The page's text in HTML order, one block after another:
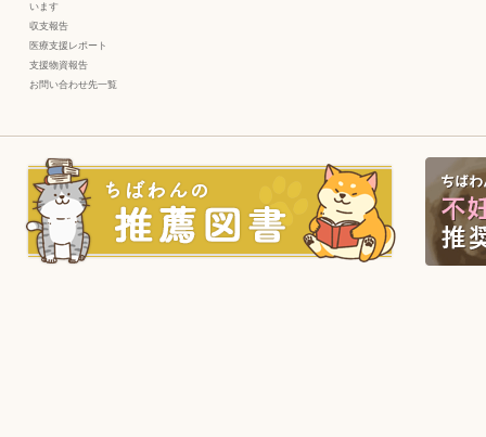
います
収支報告
医療支援レポート
支援物資報告
お問い合わせ先一覧